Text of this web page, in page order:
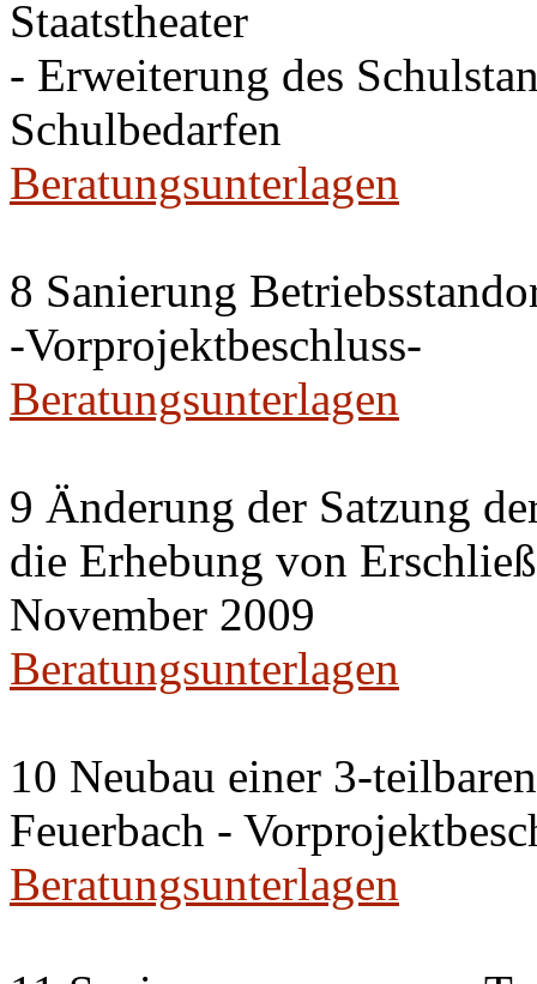
Staatstheater
- Erweiterung des
Schulbedarfen
Beratungsunterlagen
8 Sanierung
-Vorprojektbeschluss-
Beratungsunterlagen
9 Änderung der Satzung
die Erhebung von
November 2009
Beratungsunterlagen
10 Neubau einer 3-
Feuerbach -
Beratungsunterlagen